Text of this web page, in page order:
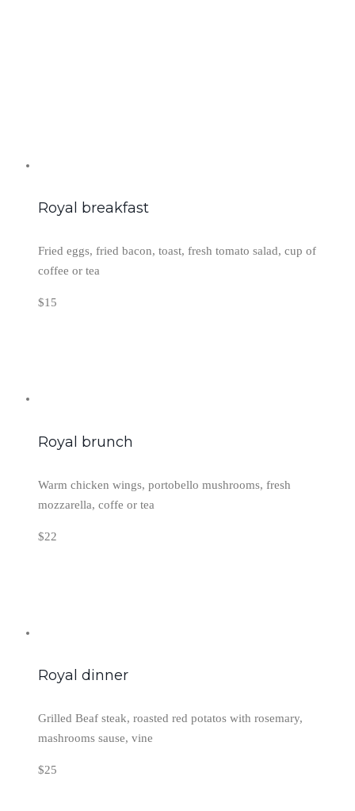
Royal breakfast
Fried eggs, fried bacon, toast, fresh tomato salad, cup of
coffee or tea
$15
Royal brunch
Warm chicken wings, portobello mushrooms, fresh
mozzarella, coffe or tea
$22
Royal dinner
Grilled Beaf steak, roasted red potatos with rosemary,
mashrooms sause, vine
$25